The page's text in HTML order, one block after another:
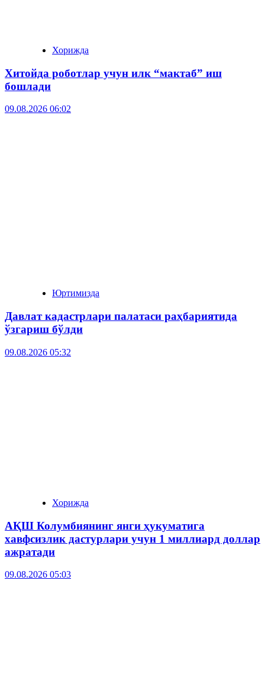
Хорижда
Хитойда роботлар учун илк “мактаб” иш
бошлади
09.08.2026 06:02
Юртимизда
Давлат кадастрлари палатаси раҳбариятида
ўзгариш бўлди
09.08.2026 05:32
Хорижда
АҚШ Колумбиянинг янги ҳукуматига
хавфсизлик дастурлари учун 1 миллиард доллар
ажратади
09.08.2026 05:03